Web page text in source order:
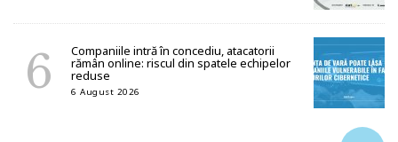
Companiile intră în concediu, atacatorii
rămân online: riscul din spatele echipelor
reduse
6 August 2026